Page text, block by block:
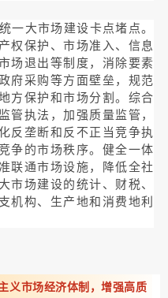
一大市场建设卡点堵点。
权保护、市场准入、信息
场退出等制度，消除要素
府采购等方面壁垒，规范
方保护和市场分割。综合
管执法，加强质量监管，
反垄断和反不正当竞争执
争的市场秩序。健全一体
联通市场设施，降低全社
市场建设的统计、财税、
机构、生产地和消费地利
义市场经济体制，增强高质